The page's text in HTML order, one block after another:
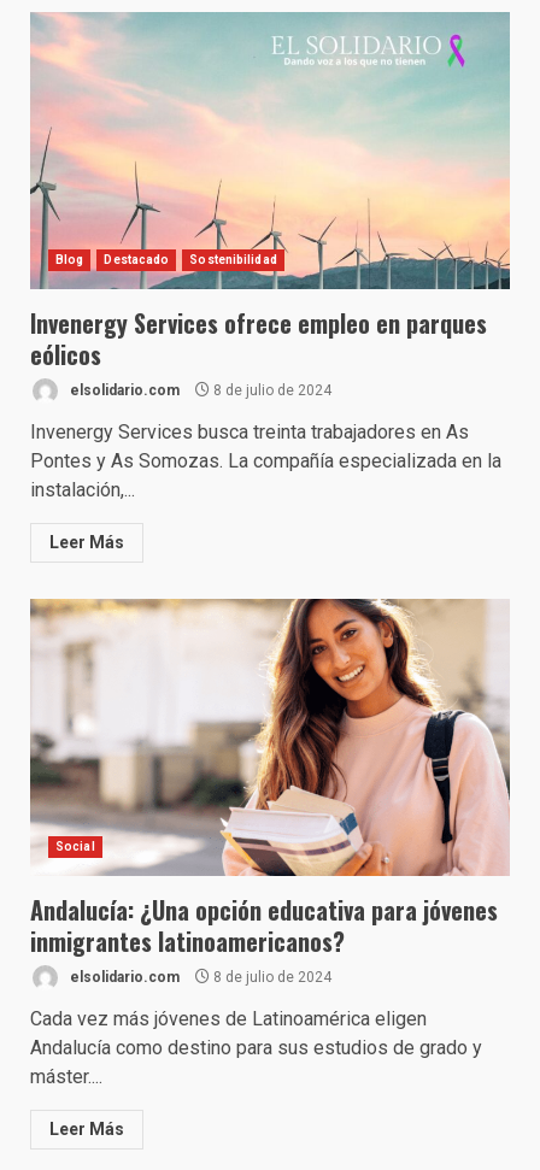
Blog Destacado Sostenibilidad
Invenergy Services ofrece empleo en parques
eólicos
elsolidario.com 8 de julio de 2024
Invenergy Services busca treinta trabajadores en As
Pontes y As Somozas. La compañía especializada en la
instalación,...
Leer Más
Social
Andalucía: ¿Una opción educativa para jóvenes
inmigrantes latinoamericanos?
elsolidario.com 8 de julio de 2024
Cada vez más jóvenes de Latinoamérica eligen
Andalucía como destino para sus estudios de grado y
máster....
Leer Más